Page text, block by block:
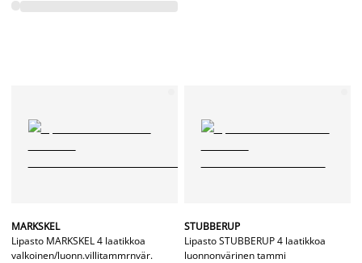
MARKSKEL
Lipasto MARKSKEL 4 laatikkoa
valkoinen/luonn.villitammrnvär.
STUBBERUP
Lipasto STUBBERUP 4 laatikkoa
luonnonvärinen tammi